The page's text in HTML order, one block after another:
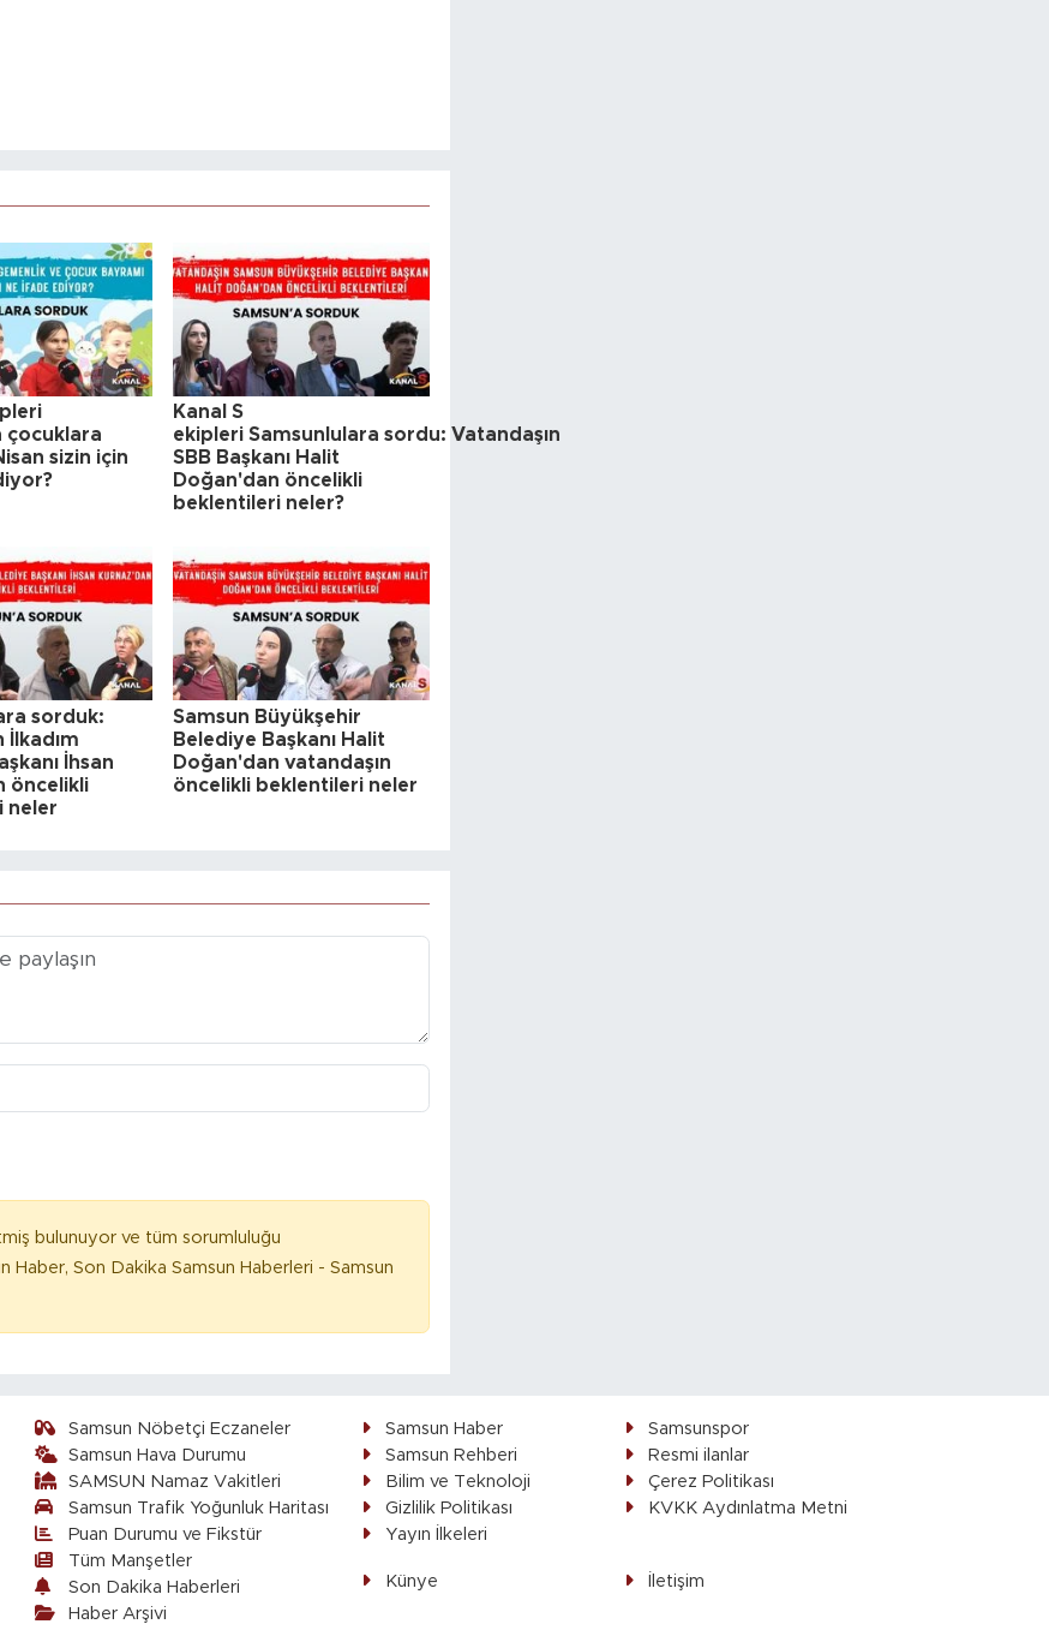
çocuklara
sizin için
Kanal S
ekipleri Samsunlulara sordu: Vatandaşın
SBB Başkanı Halit
Doğan'dan öncelikli
beklentileri neler?
sorduk:
İlkadım
İhsan
öncelikli
neler
Samsun Büyükşehir
Belediye Başkanı Halit
Doğan'dan vatandaşın
öncelikli beklentileri neler
bulunuyor ve tüm sorumluluğu
Haber, Son Dakika Samsun Haberleri - Samsun
Samsun Nöbetçi Eczaneler
Samsun Hava Durumu
SAMSUN Namaz Vakitleri
Samsun Trafik Yoğunluk Haritası
Puan Durumu ve Fikstür
Tüm Manşetler
Son Dakika Haberleri
Haber Arşivi
Samsun Haber
Samsunspor
Samsun Rehberi
Resmi ilanlar
Bilim ve Teknoloji
Çerez Politikası
Gizlilik Politikası
KVKK Aydınlatma Metni
Yayın İlkeleri
Künye İletişim